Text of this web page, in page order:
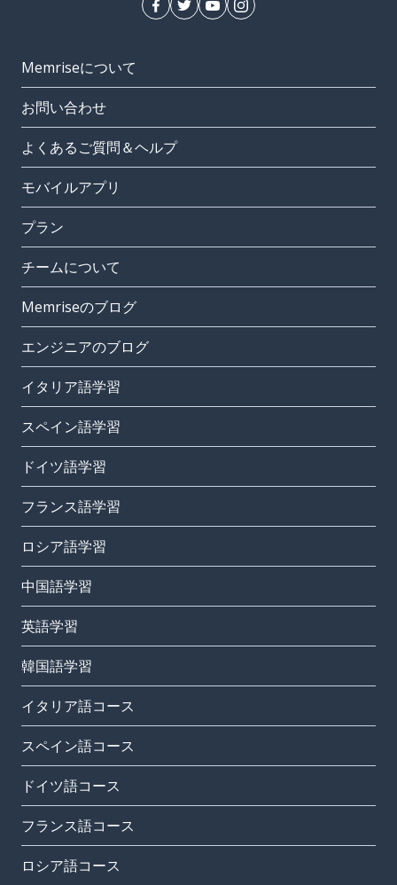
Memriseについて
お問い合わせ
よくあるご質問＆ヘルプ
モバイルアプリ
プラン
チームについて
Memriseのブログ
エンジニアのブログ
イタリア語学習
スペイン語学習
ドイツ語学習
フランス語学習
ロシア語学習
中国語学習
英語学習
韓国語学習
イタリア語コース
スペイン語コース
ドイツ語コース
フランス語コース
ロシア語コース